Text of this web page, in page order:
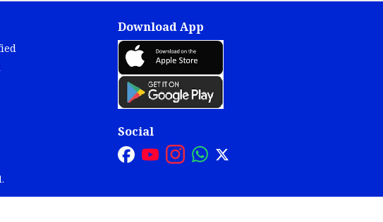
Download App
Social